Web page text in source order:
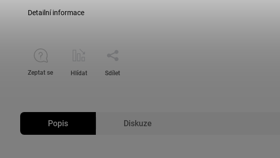
Detailní informace
Zeptat se Hlídat Sdílet
Popis Diskuze